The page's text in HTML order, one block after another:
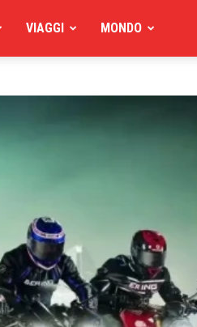
VIAGGI MONDO